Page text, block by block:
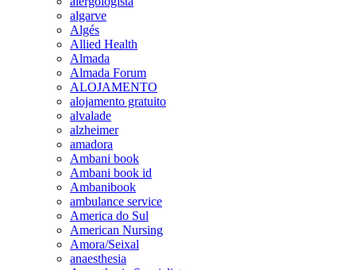
algarve
Algés
Allied Health
Almada
Almada Forum
ALOJAMENTO
alojamento gratuito
alvalade
alzheimer
amadora
Ambani book
Ambani book id
Ambanibook
ambulance service
America do Sul
American Nursing
Amora/Seixal
anaesthesia